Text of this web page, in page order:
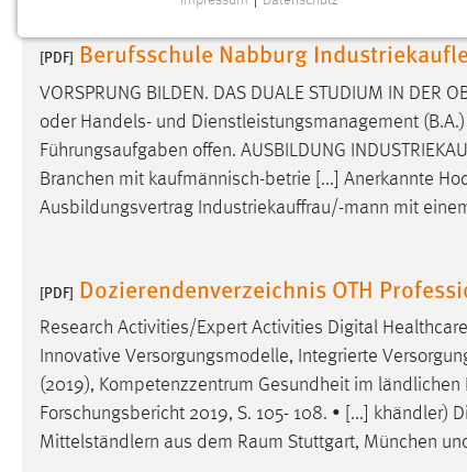
[PDF] Berufsschule Nabburg
VORSPRUNG BILDEN. DAS DUALE STUDIUM IN DER
oder Handels- und Dienstleistungsmanagement
Führungsaufgaben offen. AUSBILDUNG
Branchen mit kaufmännisch-betrie [...] Anerkannte
Ausbildungsvertrag Industriekauffrau/-mann mit
[PDF] Dozierendenverzeichnis OTH
Research Activities/Expert Activities Digital
Innovative Versorgungsmodelle, Integrierte
(2019), Kompetenzzentrum Gesundheit im ländlichen
Forschungsbericht 2019, S. 105- 108. • [...]
Mittelständlern aus dem Raum Stuttgart, München
Notwendige Cookies ermöglichen grundlegende
Einverständnis
Name: cookie_consent
des Benutzers
Cookie Laufzeit: 1 Jahr
Performance
Name: staticfilecache